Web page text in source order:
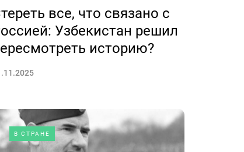
все, что связано с
Узбекистан решил
историю?
В СТРАНЕ